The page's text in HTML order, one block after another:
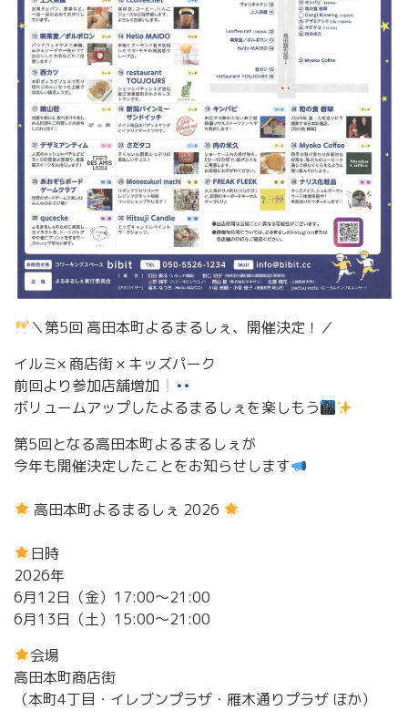
＼第5回 高田本町よるまるしぇ、開催決定！／
イルミ× 商店街 × キッズパーク
前回より参加店舗増加
ボリュームアップしたよるまるしぇを楽しもう
第5回となる高田本町よるまるしぇが
今年も開催決定したことをお知らせします
高田本町よるまるしぇ 2026
日時
2026年
6月12日（金）17:00〜21:00
6月13日（土）15:00〜21:00
会場
高田本町商店街
（本町4丁目・イレブンプラザ・雁木通りプラザ ほか）